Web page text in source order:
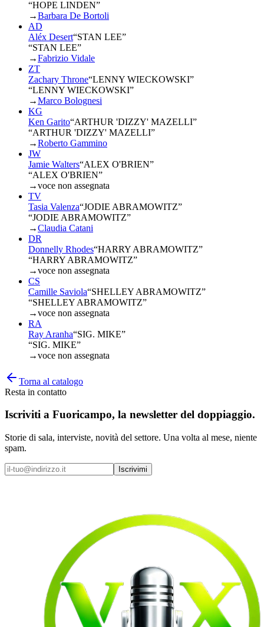
“HOPE LINDEN”
→Barbara De Bortoli
AD
Aléx Desert“STAN LEE”
“STAN LEE”
→Fabrizio Vidale
ZT
Zachary Throne“LENNY WIECKOWSKI”
“LENNY WIECKOWSKI”
→Marco Bolognesi
KG
Ken Garito“ARTHUR 'DIZZY' MAZELLI”
“ARTHUR 'DIZZY' MAZELLI”
→Roberto Gammino
JW
Jamie Walters“ALEX O'BRIEN”
“ALEX O'BRIEN”
→voce non assegnata
TV
Tasia Valenza“JODIE ABRAMOWITZ”
“JODIE ABRAMOWITZ”
→Claudia Catani
DR
Donnelly Rhodes“HARRY ABRAMOWITZ”
“HARRY ABRAMOWITZ”
→voce non assegnata
CS
Camille Saviola“SHELLEY ABRAMOWITZ”
“SHELLEY ABRAMOWITZ”
→voce non assegnata
RA
Ray Aranha“SIG. MIKE”
“SIG. MIKE”
→voce non assegnata
Torna al catalogo
Resta in contatto
Iscriviti a Fuoricampo, la newsletter del doppiaggio.
Storie di sala, interviste, novità del settore. Una volta al mese, niente
spam.
Iscrivimi